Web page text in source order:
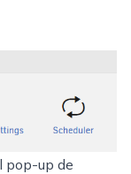
pop-up de